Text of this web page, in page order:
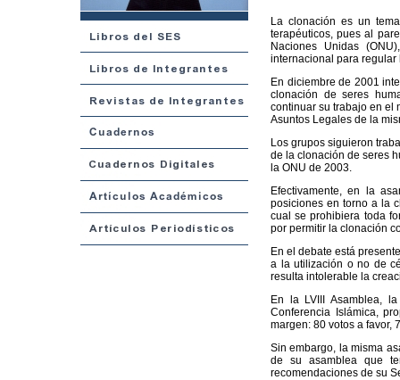
La clonación es un
terapéuticos, pues al
Naciones Unidas
internacional para
En diciembre de 2001
clonación de seres
continuar su trabajo en el
Asuntos Legales de la
Los grupos siguieron
de la clonación de seres
la ONU de 2003.
Efectivamente, en la
posiciones en torno a la
cual se prohibiera toda
por permitir la clonación
En el debate está
a la utilización o no de
resulta intolerable la
En la LVIII Asamblea,
Conferencia Islámica,
margen: 80 votos a favor,
Sin embargo, la misma
de su asamblea que
recomendaciones de su